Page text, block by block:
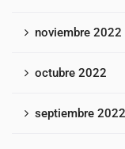
noviembre 2022
octubre 2022
septiembre 2022